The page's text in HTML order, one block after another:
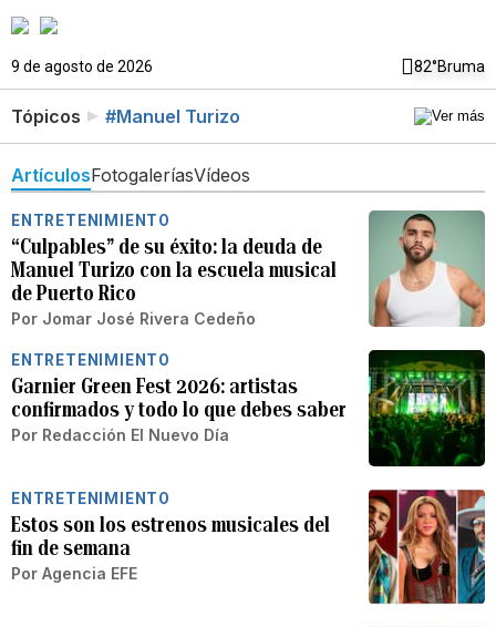
9 de agosto de 2026 82°Bruma
Tópicos #Manuel Turizo
ArtículosFotogaleríasVídeos
ENTRETENIMIENTO
“Culpables” de su éxito: la deuda de
Manuel Turizo con la escuela musical
de Puerto Rico
Por Jomar José Rivera Cedeño
ENTRETENIMIENTO
Garnier Green Fest 2026: artistas
confirmados y todo lo que debes saber
Por Redacción El Nuevo Día
ENTRETENIMIENTO
Estos son los estrenos musicales del
fin de semana
Por Agencia EFE